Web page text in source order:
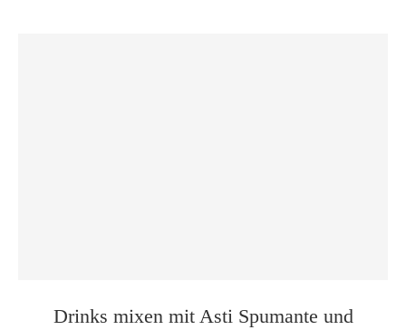
Drinks mixen mit Asti Spumante und